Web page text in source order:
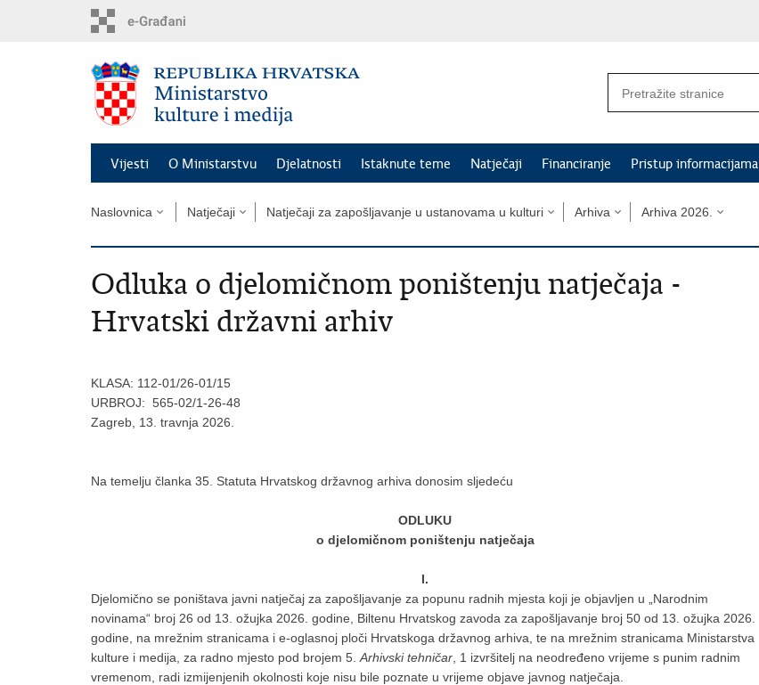
Vijesti O Ministarstvu Djelatnosti Istaknute teme Natječaji Financiranje Pristup informacijama
Naslovnica Natječaji Natječaji za zapošljavanje u ustanovama u kulturi Arhiva Arhiva 2026.
Odluka o djelomičnom poništenju natječaja -
Hrvatski državni arhiv
KLASA: 112-01/26-01/15
URBROJ: 565-02/1-26-48
Zagreb, 13. travnja 2026.
Na temelju članka 35. Statuta Hrvatskog državnog arhiva donosim sljedeću
ODLUKU
o djelomičnom poništenju natječaja
I.
Djelomično se poništava javni natječaj za zapošljavanje za popunu radnih mjesta koji je objavljen u „Narodnim
novinama“ broj 26 od 13. ožujka 2026. godine, Biltenu Hrvatskog zavoda za zapošljavanje broj 50 od 13. ožujka 2026.
godine, na mrežnim stranicama i e-oglasnoj ploči Hrvatskoga državnog arhiva, te na mrežnim stranicama Ministarstva
kulture i medija, za radno mjesto pod brojem 5. Arhivski tehničar , 1 izvršitelj na neodređeno vrijeme s punim radnim
vremenom, radi izmijenjenih okolnosti koje nisu bile poznate u vrijeme objave javnog natječaja.